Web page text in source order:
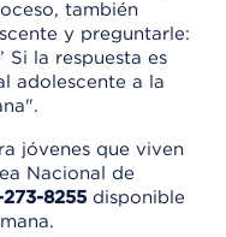
también
y preguntarle:
Si la respuesta es
adolescente a la
jóvenes que viven
Nacional de
8255 disponible